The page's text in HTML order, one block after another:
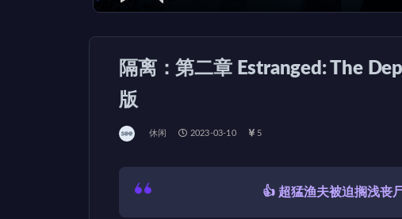
隔离：第二章 Estranged: The
版
休闲 2023-03-10 5
👍 超猛渔夫被迫搁浅丧